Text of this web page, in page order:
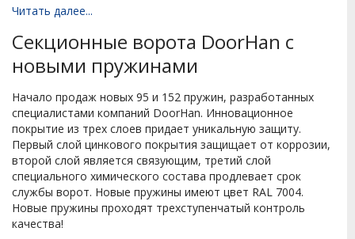
Читать далее...
Секционные ворота DoorHan с
новыми пружинами
Начало продаж новых 95 и 152 пружин, разработанных
специалистами компаний DoorHan. Инновационное
покрытие из трех слоев придает уникальную защиту.
Первый слой цинкового покрытия защищает от коррозии,
второй слой является связующим, третий слой
специального химического состава продлевает срок
службы ворот. Новые пружины имеют цвет RAL 7004.
Новые пружины проходят трехступенчатый контроль
качества!